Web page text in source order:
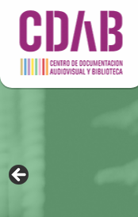
DOCUMENTA DRAMÁTICAS